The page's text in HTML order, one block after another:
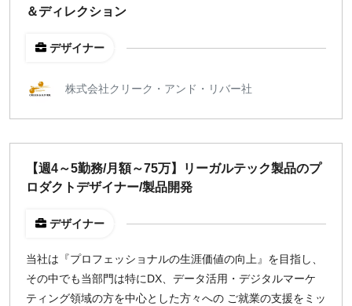
＆ディレクション
デザイナー
株式会社クリーク・アンド・リバー社
【週4～5勤務/月額～75万】リーガルテック製品のプ
ロダクトデザイナー/製品開発
デザイナー
当社は『プロフェッショナルの生涯価値の向上』を目指し、
その中でも当部門は特にDX、データ活用・デジタルマーケ
ティング領域の方を中心とした方々への ご就業の支援をミッ